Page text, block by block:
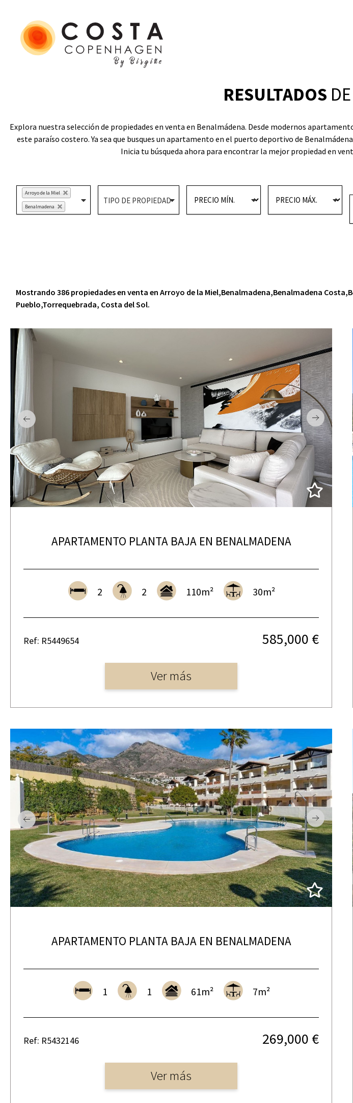
RESULTADOS
Explora nuestra selección de propiedades en venta en Benalmádena. Desde modernos
este paraíso costero. Ya sea que busques un apartamento en el puerto deportivo de
Inicia tu búsqueda ahora para encontrar la mejor propiedad en
Arroyo de la Miel
Benalmadena
Mostrando 386 propiedades en venta en Arroyo de la Miel,Benalmadena,Benalmadena
Pueblo,Torrequebrada, Costa del Sol.
APARTAMENTO PLANTA BAJA EN BENALMADENA
2 2 110m² 30m²
Ref: R5449654 585,000 €
Ver más
APARTAMENTO PLANTA BAJA EN BENALMADENA
1 1 61m² 7m²
Ref: R5432146 269,000 €
Ver más